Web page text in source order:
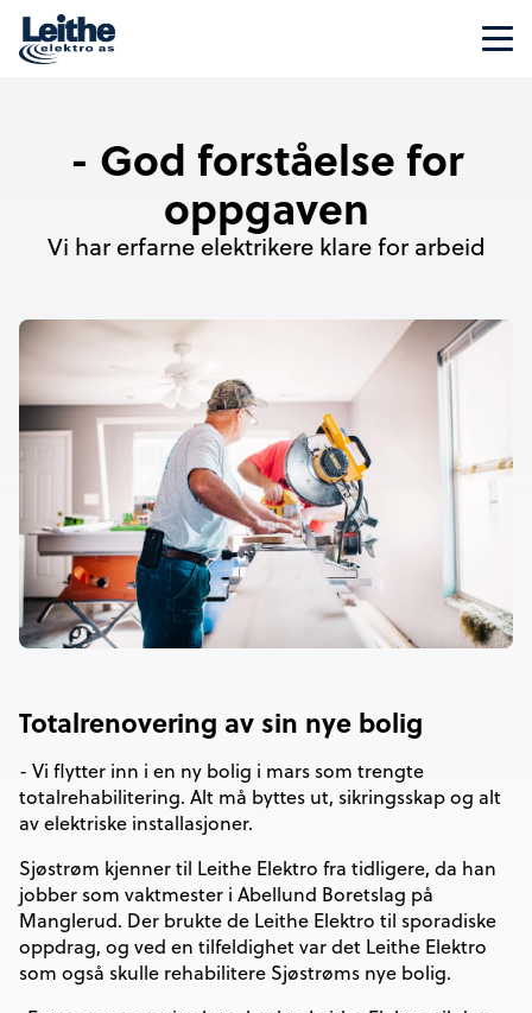
- God forståelse for
oppgaven
Vi har erfarne elektrikere klare for arbeid
Totalrenovering av sin nye bolig
- Vi flytter inn i en ny bolig i mars som trengte
totalrehabilitering. Alt må byttes ut, sikringsskap og alt
av elektriske installasjoner.
Sjøstrøm kjenner til Leithe Elektro fra tidligere, da han
jobber som vaktmester i Abellund Boretslag på
Manglerud. Der brukte de Leithe Elektro til sporadiske
oppdrag, og ved en tilfeldighet var det Leithe Elektro
som også skulle rehabilitere Sjøstrøms nye bolig.